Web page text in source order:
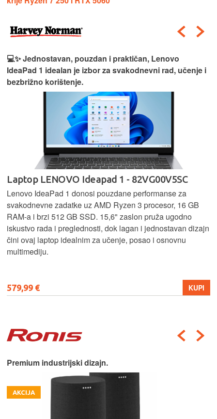
💻✨ Jednostavan, pouzdan i praktičan, Lenovo
IdeaPad 1 idealan je izbor za svakodnevni rad, učenje i
bezbrižno korištenje.
Laptop LENOVO Ideapad 1 - 82VG00V5SC
Lenovo IdeaPad 1 donosi pouzdane performanse za
svakodnevne zadatke uz AMD Ryzen 3 procesor, 16 GB
RAM-a i brzi 512 GB SSD. 15,6" zaslon pruža ugodno
iskustvo rada i preglednosti, dok lagan i jednostavan dizajn
čini ovaj laptop idealnim za učenje, posao i osnovnu
multimediju.
579,99 € KUPI
Premium industrijski dizajn.
AKCIJA